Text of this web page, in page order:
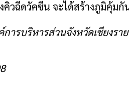
คิวฉีดวัคซีน จะได้สร้างภูมิคุ้ม
ารบริหารส่วนจังหวัดเชียงราย